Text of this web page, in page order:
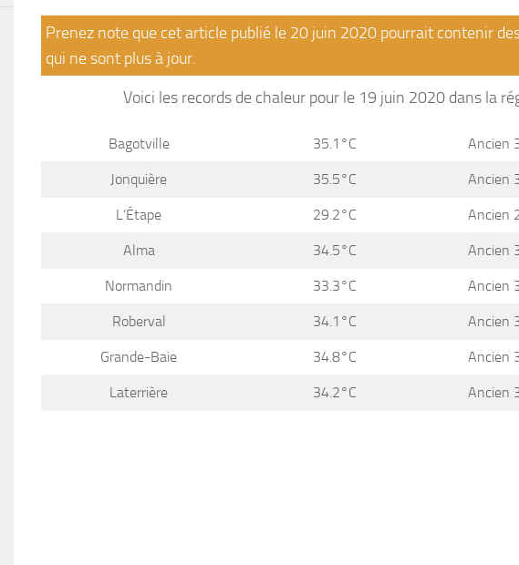
Prenez note que cet article publié le 20 juin 2020 pourrait contenir
qui ne sont plus à jour.
Voici les records de chaleur pour le 19 juin 2020 dans la
Bagotville 35.1°C Ancien
Jonquière 35.5°C Ancien
L’Étape 29.2°C Ancien
Alma 34.5°C Ancien
Normandin 33.3°C Ancien
Roberval 34.1°C Ancien
Grande-Baie 34.8°C Ancien
Laterrière 34.2°C Ancien